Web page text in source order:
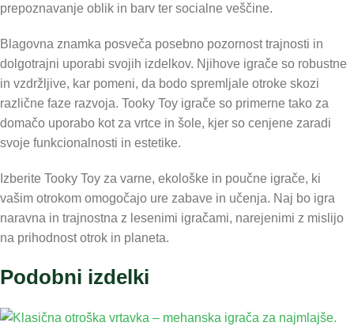
prepoznavanje oblik in barv ter socialne veščine.
Blagovna znamka posveča posebno pozornost trajnosti in
dolgotrajni uporabi svojih izdelkov. Njihove igrače so robustne
in vzdržljive, kar pomeni, da bodo spremljale otroke skozi
različne faze razvoja. Tooky Toy igrače so primerne tako za
domačo uporabo kot za vrtce in šole, kjer so cenjene zaradi
svoje funkcionalnosti in estetike.
Izberite Tooky Toy za varne, ekološke in poučne igrače, ki
vašim otrokom omogočajo ure zabave in učenja. Naj bo igra
naravna in trajnostna z lesenimi igračami, narejenimi z mislijo
na prihodnost otrok in planeta.
Podobni izdelki